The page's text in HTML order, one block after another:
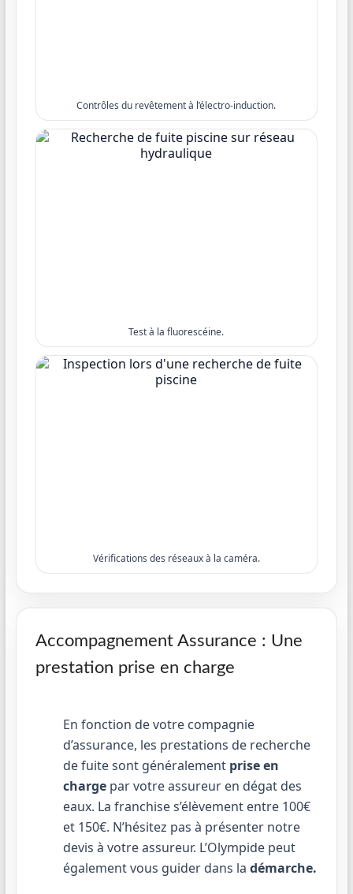
Contrôles du revêtement à l’électro-induction.
Test à la fluorescéine.
Vérifications des réseaux à la caméra.
Accompagnement Assurance : Une
prestation prise en charge
En fonction de votre compagnie
d’assurance, les prestations de recherche
de fuite sont généralement prise en
chargepar votre assureur en dégat des
eaux. La franchise s’élèvement entre 100€
et 150€. N’hésitez pas à présenter notre
devis à votre assureur. L’Olympide peut
également vous guider dans la démarche.